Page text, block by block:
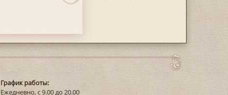
График работы:
Ежедневно, с 9.00 до 20.00